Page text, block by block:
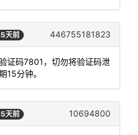
天前 446755181823
证码7801，切勿将验证码泄
15分钟。
天前 10694800